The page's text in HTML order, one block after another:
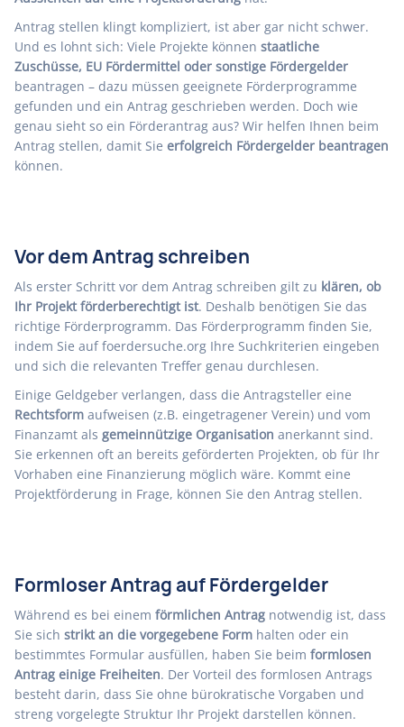
Antrag stellen klingt kompliziert, ist aber gar nicht schwer.
Und es lohnt sich: Viele Projekte können staatliche
Zuschüsse, EU Fördermittel oder sonstige Fördergelder
beantragen – dazu müssen geeignete Förderprogramme
gefunden und ein Antrag geschrieben werden. Doch wie
genau sieht so ein Förderantrag aus? Wir helfen Ihnen beim
Antrag stellen, damit Sie erfolgreich Fördergelder beantragen
können.
Vor dem Antrag schreiben
Als erster Schritt vor dem Antrag schreiben gilt zu klären, ob
Ihr Projekt förderberechtigt ist. Deshalb benötigen Sie das
richtige Förderprogramm. Das Förderprogramm finden Sie,
indem Sie auffoerdersuche.org Ihre Suchkriterien eingeben
und sich die relevanten Treffer genau durchlesen.
Einige Geldgeber verlangen, dass die Antragsteller eine
Rechtsform aufweisen (z.B. eingetragener Verein) und vom
Finanzamt als gemeinnützige Organisation anerkannt sind.
Sie erkennen oft an bereits geförderten Projekten, ob für Ihr
Vorhaben eine Finanzierung möglich wäre. Kommt eine
Projektförderung in Frage, können Sie den Antrag stellen.
Formloser Antrag auf Fördergelder
Während es bei einem förmlichen Antrag notwendig ist, dass
Sie sich strikt an die vorgegebene Form halten oder ein
bestimmtes Formular ausfüllen, haben Sie beim formlosen
Antrag einige Freiheiten. Der Vorteil des formlosen Antrags
besteht darin, dass Sie ohne bürokratische Vorgaben und
streng vorgelegte Struktur Ihr Projekt darstellen können.